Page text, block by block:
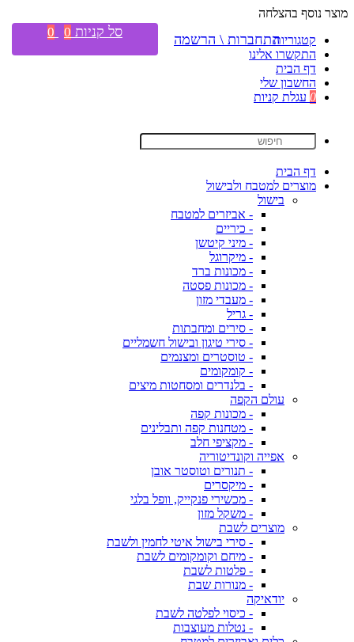
מוצר נוסף בהצלחה
קטגוריות
התקשרו אלינו
דף הבית
החשבון שלי
0 עגלת קניות
דף הבית
מוצרים למטבח ולבישול
בישול
- אביזרים למטבח
- כיריים
- מיני קיטשן
- מיקרוגל
- מכונות ברד
- מכונות פסטה
- מעבדי מזון
- גריל
- סירים ומחבתות
- סירי טיגון ובישול חשמליים
- טוסטרים ומצנמים
- קומקומים
- בלנדרים ומסחטות מיצים
עולם הקפה
- מכונות קפה
- מטחנות קפה ותבלינים
- מקציפי חלב
אפייה וקונדיטוריה
- תנורים וטוסטר אובן
- מיקסרים
- מכשירי פנקייק, וופל בלגי
- משקל מזון
מוצרים לשבת
- סירי בישול איטי לחמין ולשבת
- מיחם וקומקומים לשבת
- פלטות לשבת
- מנורות שבת
יודאיקה
- כיסוי לפלטה לשבת
- נטלות מעוצבות
התחברות \ הרשמה סל קניות 0
0